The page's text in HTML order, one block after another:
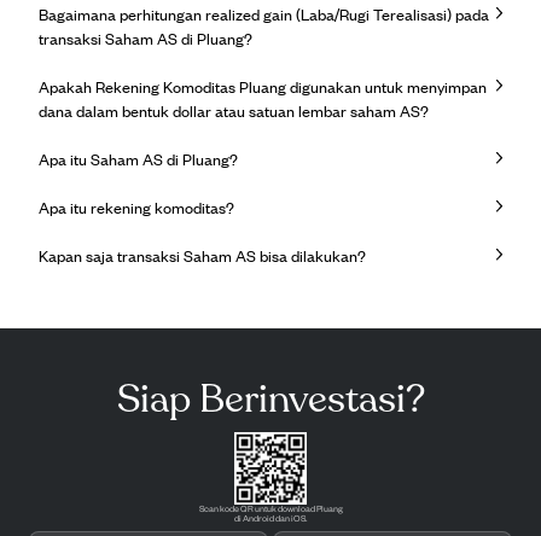
Bagaimana perhitungan realized gain (Laba/Rugi Terealisasi) pada
transaksi Saham AS di Pluang?
Apakah Rekening Komoditas Pluang digunakan untuk menyimpan
dana dalam bentuk dollar atau satuan lembar saham AS?
Apa itu Saham AS di Pluang?
Apa itu rekening komoditas?
Kapan saja transaksi Saham AS bisa dilakukan?
Siap Berinvestasi?
Scan kode QR untuk download Pluang
di Android dan iOS.